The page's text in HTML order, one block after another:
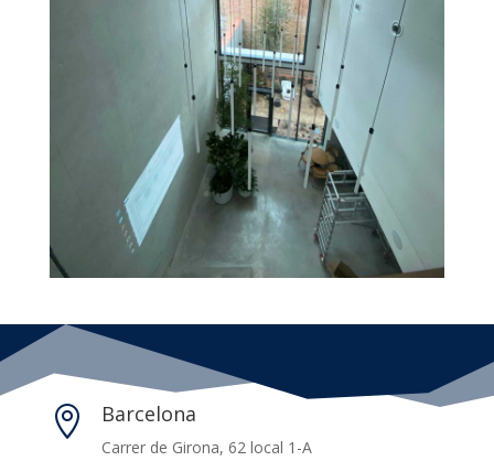
 Barcelona
Carrer de Girona, 62 local 1-A